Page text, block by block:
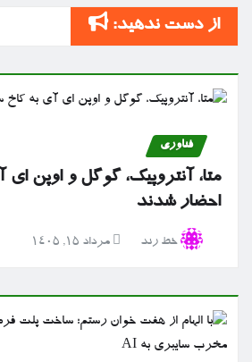
از دست ندهید:
فناوری
متا، آنتروپیک، گوگل و اوپن
احضار شدند
خط رند مرداد ۱۵, ۱۴۰۵